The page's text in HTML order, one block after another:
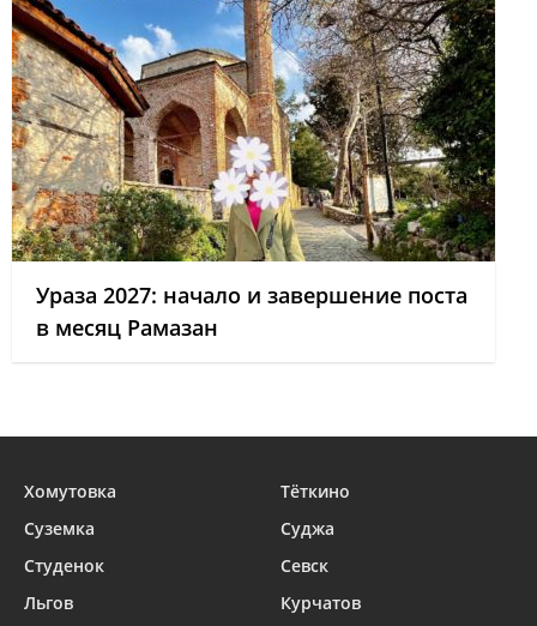
Ураза 2027: начало и завершение поста
в месяц Рамазан
Хомутовка
Тёткино
Суземка
Суджа
Студенок
Севск
Льгов
Курчатов